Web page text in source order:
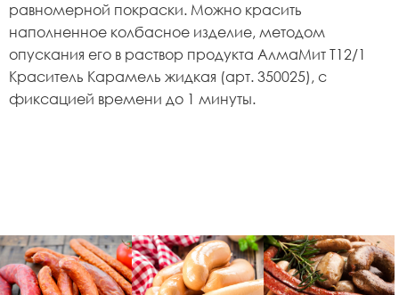
равномерной покраски. Можно красить
наполненное колбасное изделие, методом
опускания его в раствор продукта АлмаМит Т12/1
Краситель Карамель жидкая (арт. 350025), с
фиксацией времени до 1 минуты.